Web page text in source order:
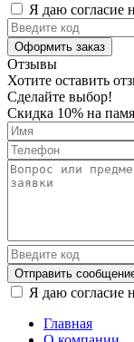
Я даю согласие
Оформить заказ
Отзывы
Хотите оставить
Сделайте выбор!
Скидка 10% на
Отправить
Я даю согласие
Главная